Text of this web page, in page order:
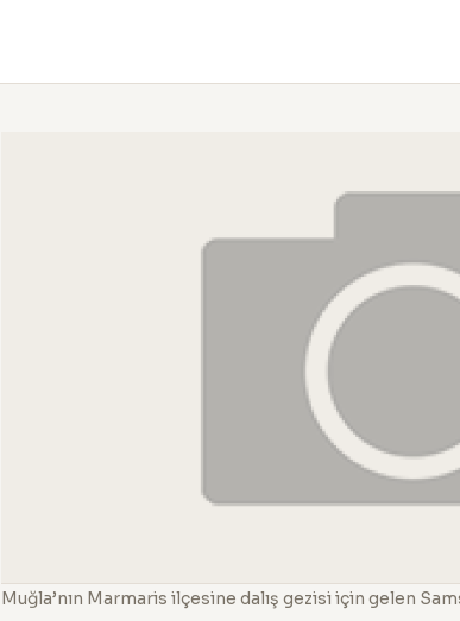
Muğla’nın Marmaris ilçesine dalış gezisi için gelen